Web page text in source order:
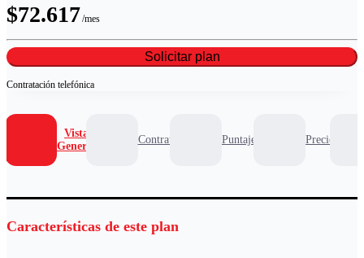
$72.617/mes
Solicitar plan
Contratación telefónica
Vista
General
Contrato Puntaje Precio
Características de este plan